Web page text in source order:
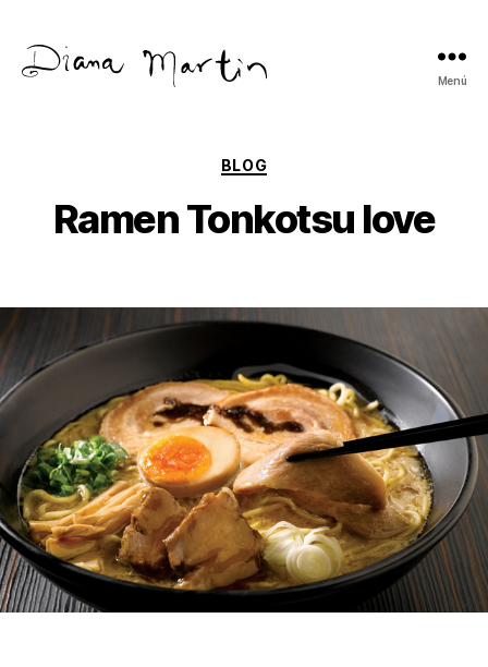
Menú
Categorías
BLOG
Ramen Tonkotsu love